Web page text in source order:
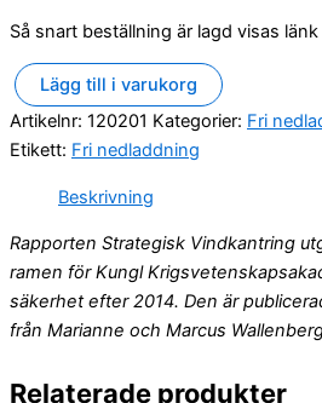
Så snart beställning är lagd visas
Strategisk
vindkantring
mängd
Lägg till i varukorg
Artikelnr: 120201 Kategorier: Fri
Etikett: Fri nedladdning
Beskrivning
Rapporten Strategisk Vindkantring
ramen för Kungl
säkerhet efter 2014. Den är
från Marianne och Marcus
Relaterade produkter